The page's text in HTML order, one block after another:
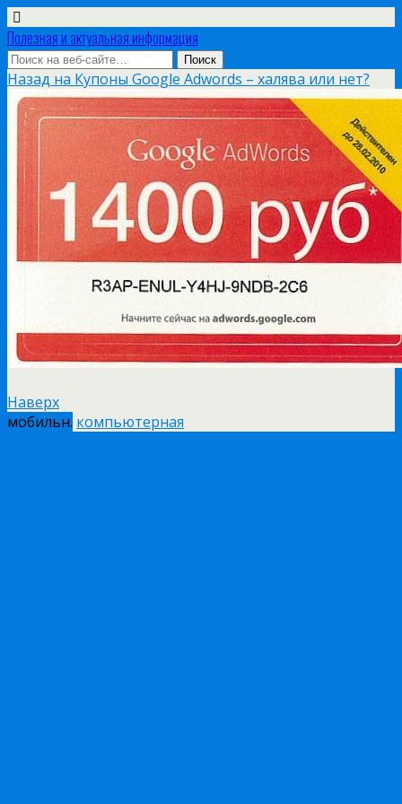
Полезная и актуальная информация
Назад на Купоны Google Adwords – халява или нет?
Наверх
мобильн. компьютерная